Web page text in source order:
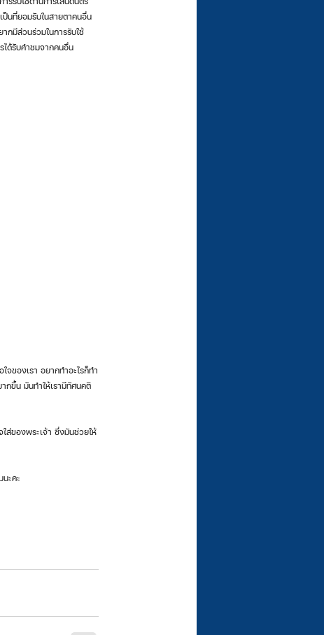
ป็นที่ยอมรับในสายตาคนอื่น
กมีส่วนร่วมในการรับใช้
ได้รับคำชมจากคนอื่น
กขึ้น มันทำให้เรามีทัศนคติ
ะคะ